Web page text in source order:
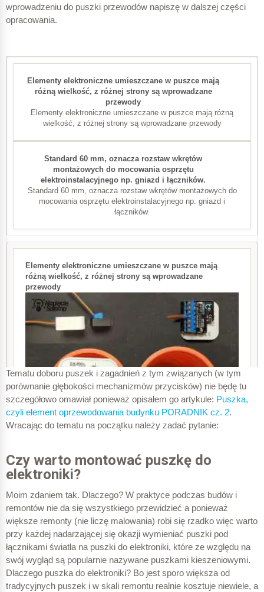
wprowadzeniu do puszki przewodów napiszę w dalszej części
opracowania.
Elementy elektroniczne umieszczane w puszce mają różną
wielkość, z różnej strony są wprowadzane przewody
Standard 60 mm, oznacza rozstaw wkrętów montażowych do
mocowania osprzętu elektroinstalacyjnego np. gniazd i
łączników.
Tematu doboru puszek i zagadnień z tym związanych (w tym
porównanie głębokości mechanizmów przycisków) nie będę tu
szczegółowo omawiał ponieważ opisałem go artykule: Puszka,
czyli element oprzewodowania budynku PORADNIK cz. 2.
Wracając do tematu na początku należy zadać pytanie:
Czy warto montować puszkę do
elektroniki?
Moim zdaniem tak. Dlaczego? W praktyce podczas budów i
remontów nie da się wszystkiego przewidzieć a ponieważ
większe remonty (nie liczę malowania) robi się rzadko więc warto
przy każdej nadarzającej się okazji wymieniać puszki pod
łącznikami światła na puszki do elektroniki, które ze względu na
swój wygląd są popularnie nazywane puszkami kieszeniowymi.
Dlaczego puszka do elektroniki? Bo jest sporo większa od
tradycyjnych puszek i w skali remontu realnie kosztuje niewiele, a